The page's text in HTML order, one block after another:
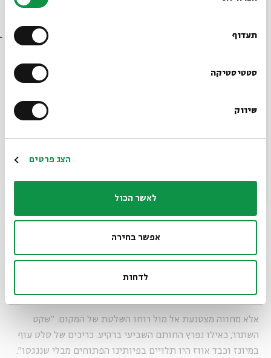
תעדוף
סטטיסטיקה
שיווק
הצג פרטים
לאשר הכול
אפשר בחירה
לדחות
מכאן ניתן לפנות רק אל השמים. צילום: אלכס ליבק
ואני, התל אביבי-ירושלמי החדש, להסביר ולהבין איך העיר הזאת
משפיעה עלינו ואיך אנחנו יוצרים ומגלים את עצמנו כאן - היא
דרך סיפור האוכל ואני דרך הצילום. כדי להבין עד כמה הדברים
הדברים קשורים זה בזה כדאי לצטט את לורנס איש ערב ב"שבעת
ירושלים - לא היה ניצחון של ממש,
אלא מחווה מצטנעת אל מול רוחו השלטת של המקום. "שקט
השתרר, כאילו נפרץ החותם השביעי ברקיע. כריכים של סלט עוף
במיונז וכבד אווז היו תלויים בפיותינו הפתוחים מבלי שננגסו".